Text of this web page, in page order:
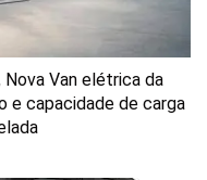
Van elétrica da
e capacidade de carga